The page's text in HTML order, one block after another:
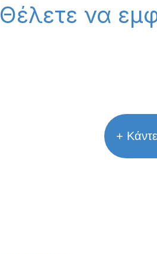
Θέλετε να
+